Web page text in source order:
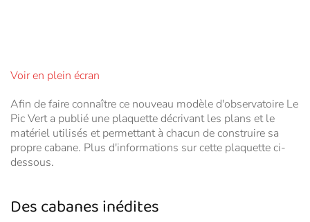
Voir en plein écran
Afin de faire connaître ce nouveau modèle d'observatoire Le
Pic Vert a publié une plaquette décrivant les plans et le
matériel utilisés et permettant à chacun de construire sa
propre cabane. Plus d'informations sur cette plaquette ci-
dessous.
Des cabanes inédites